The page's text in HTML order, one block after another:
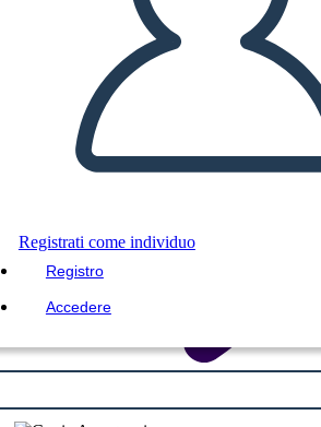
Registrati come individuo
Registro
Accedere